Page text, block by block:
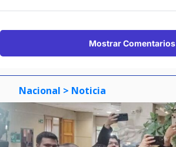
Mostrar Comentarios
Nacional > Noticia